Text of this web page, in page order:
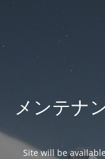
メンテナ
Site will be